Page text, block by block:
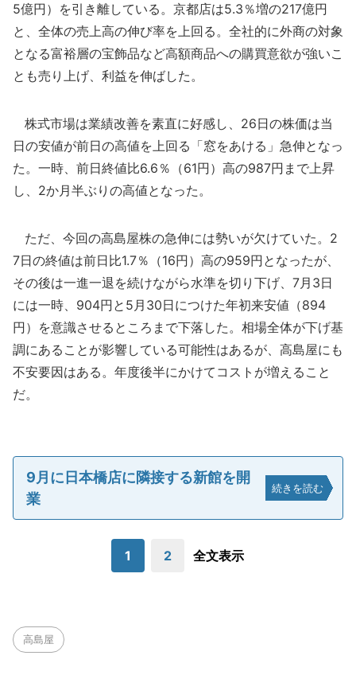
5億円）を引き離している。京都店は5.3％増の217億円
と、全体の売上高の伸び率を上回る。全社的に外商の対象
となる富裕層の宝飾品など高額商品への購買意欲が強いこ
とも売り上げ、利益を伸ばした。
株式市場は業績改善を素直に好感し、26日の株価は当
日の安値が前日の高値を上回る「窓をあける」急伸となっ
た。一時、前日終値比6.6％（61円）高の987円まで上昇
し、2か月半ぶりの高値となった。
ただ、今回の高島屋株の急伸には勢いが欠けていた。2
7日の終値は前日比1.7％（16円）高の959円となったが、
その後は一進一退を続けながら水準を切り下げ、7月3日
には一時、904円と5月30日につけた年初来安値（894
円）を意識させるところまで下落した。相場全体が下げ基
調にあることが影響している可能性はあるが、高島屋にも
不安要因はある。年度後半にかけてコストが増えること
だ。
9月に日本橋店に隣接する新館を開
業
続きを読む
1 2 全文表示
高島屋